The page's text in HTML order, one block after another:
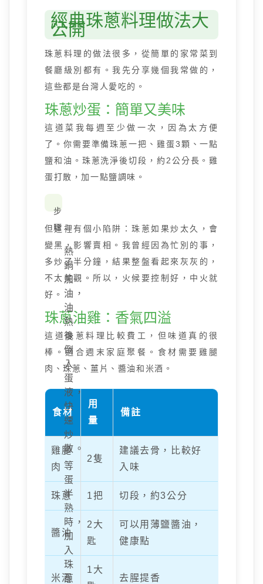
經典珠蔥料理做法大
公開
珠蔥料理的做法很多，從簡單的家常菜到
餐廳級別都有。我先分享幾個我常做的，
這些都是台灣人愛吃的。
珠蔥炒蛋：簡單又美味
這道菜我每週至少做一次，因為太方便
了。你需要準備珠蔥一把、雞蛋3顆、一點
鹽和油。珠蔥洗淨後切段，約2公分長。雞
蛋打散，加一點鹽調味。
步
驟：
熱
鍋
加
油，
油
熱
後
倒
入
蛋
液，
快
速
炒
散。
等
蛋
半
熟
時，
加
入
珠
蔥
但這裡有個小陷阱：珠蔥如果炒太久，會
變黑，影響賣相。我曾經因為忙別的事，
多炒了半分鐘，結果整盤看起來灰灰的，
不太美觀。所以，火候要控制好，中火就
好。
珠蔥油雞：香氣四溢
這道珠蔥料理比較費工，但味道真的很
棒。適合週末家庭聚餐。食材需要雞腿
肉、珠蔥、薑片、醬油和米酒。
食材
用
量
備註
雞腿
肉
2隻
建議去骨，比較好
入味
珠蔥 1把 切段，約3公分
醬油
2大
匙
可以用薄鹽醬油，
健康點
米酒
1大
去腥提香